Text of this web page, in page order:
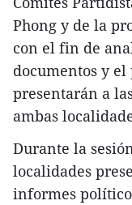
Phong y de la
con el fin de
documentos y
presentarán a
ambas
Durante la
localidades
informes